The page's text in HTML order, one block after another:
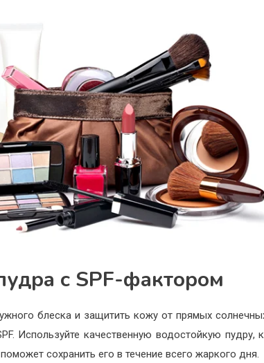
с SPF-фактором
блеска и защитить кожу от прямых
Используйте качественную водостойкую пудру,
сохранить его в течение всего жаркого дня.